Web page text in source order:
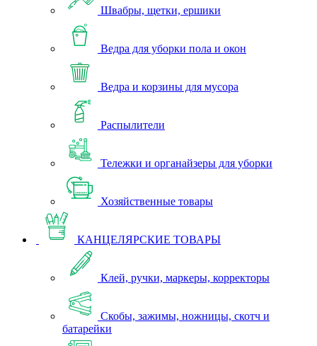
Швабры, щетки, ершики
Ведра для уборки пола и окон
Ведра и корзины для мусора
Распылители
Тележки и органайзеры для уборки
Хозяйственные товары
КАНЦЕЛЯРСКИЕ ТОВАРЫ
Клей, ручки, маркеры, корректоры
Скобы, зажимы, ножницы, скотч и
батарейки